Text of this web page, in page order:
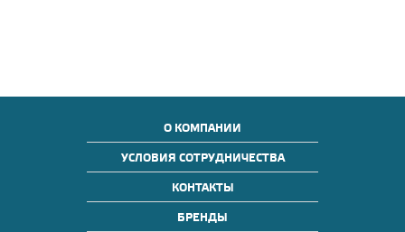
О КОМПАНИИ
УСЛОВИЯ СОТРУДНИЧЕСТВА
КОНТАКТЫ
БРЕНДЫ